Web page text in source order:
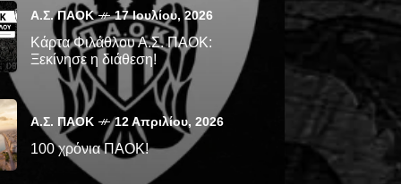
Α.Σ. ΠΑΟΚ 17 Ιουλίου, 2026
Κάρτα Φιλάθλου Α.Σ. ΠΑΟΚ:
Ξεκίνησε η διάθεση!
Α.Σ. ΠΑΟΚ 12 Απριλίου, 2026
100 χρόνια ΠΑΟΚ!